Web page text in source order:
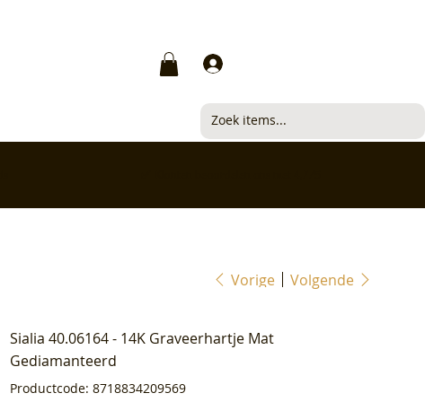
Vorige Volgende
Sialia 40.06164 - 14K Graveerhartje Mat
Gediamanteerd
Productcode: Productcode
8718834209569
8718834209569